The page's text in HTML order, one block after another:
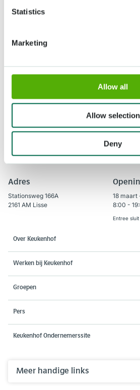
Statistics
Marketing
Allow all
Allow selection
Deny
Adres
Stationsweg 166A
2161 AM Lisse
18 maart
8:00 -
Entree sluit
Over Keukenhof
Werken bij Keukenhof
Groepen
Pers
Keukenhof Ondernemerssite
Meer handige links